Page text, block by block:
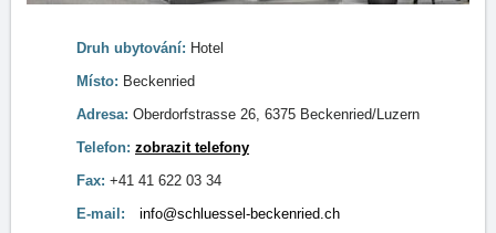
Druh ubytování: Hotel
Místo: Beckenried
Adresa: Oberdorfstrasse 26, 6375 Beckenried/Luzern
Telefon: zobrazit telefony
Fax: +41 41 622 03 34
E-mail:
info@schluessel-beckenried.ch